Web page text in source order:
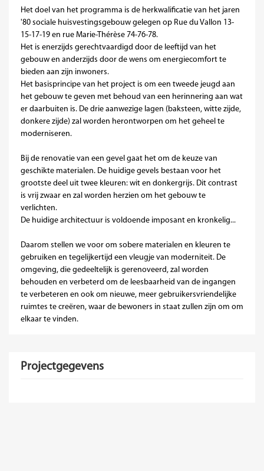
Het doel van het programma is de herkwalificatie van het jaren
'80 sociale huisvestingsgebouw gelegen op Rue du Vallon 13-
15-17-19 en rue Marie-Thérèse 74-76-78.
Het is enerzijds gerechtvaardigd door de leeftijd van het
gebouw en anderzijds door de wens om energiecomfort te
bieden aan zijn inwoners.
Het basisprincipe van het project is om een tweede jeugd aan
het gebouw te geven met behoud van een herinnering aan wat
er daarbuiten is. De drie aanwezige lagen (baksteen, witte zijde,
donkere zijde) zal worden herontworpen om het geheel te
moderniseren.
Bij de renovatie van een gevel gaat het om de keuze van
geschikte materialen. De huidige gevels bestaan voor het
grootste deel uit twee kleuren: wit en donkergrijs. Dit contrast
is vrij zwaar en zal worden herzien om het gebouw te
verlichten.
De huidige architectuur is voldoende imposant en kronkelig...
Daarom stellen we voor om sobere materialen en kleuren te
gebruiken en tegelijkertijd een vleugje van moderniteit. De
omgeving, die gedeeltelijk is gerenoveerd, zal worden
behouden en verbeterd om de leesbaarheid van de ingangen
te verbeteren en ook om nieuwe, meer gebruikersvriendelijke
ruimtes te creëren, waar de bewoners in staat zullen zijn om om
elkaar te vinden.
Projectgegevens